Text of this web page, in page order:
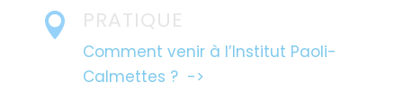
 PRATIQUE
Comment venir à l’Institut Paoli-
Calmettes ? ->